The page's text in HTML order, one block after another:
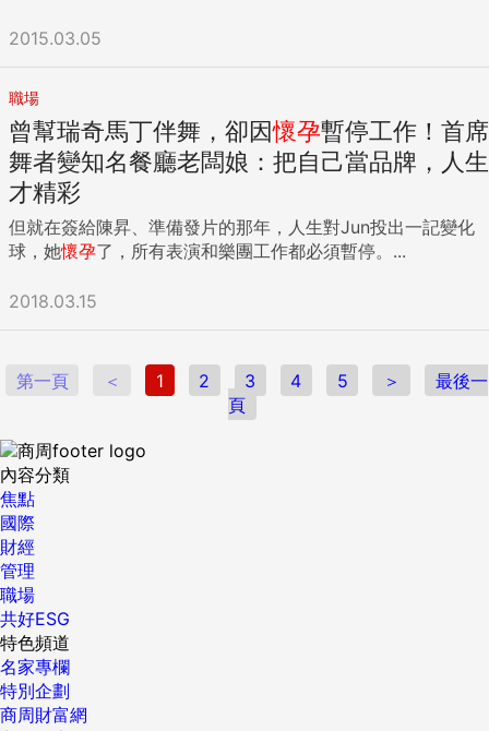
2015.03.05
職場
曾幫瑞奇馬丁伴舞，卻因懷孕暫停工作！首席
舞者變知名餐廳老闆娘：把自己當品牌，人生
才精彩
但就在簽給陳昇、準備發片的那年，人生對Jun投出一記變化
球，她懷孕了，所有表演和樂團工作都必須暫停。...
2018.03.15
第一頁 ＜ 1 2 3 4 5 ＞
最後一
頁
內容分類
焦點
國際
財經
管理
職場
共好ESG
特色頻道
名家專欄
特別企劃
商周財富網